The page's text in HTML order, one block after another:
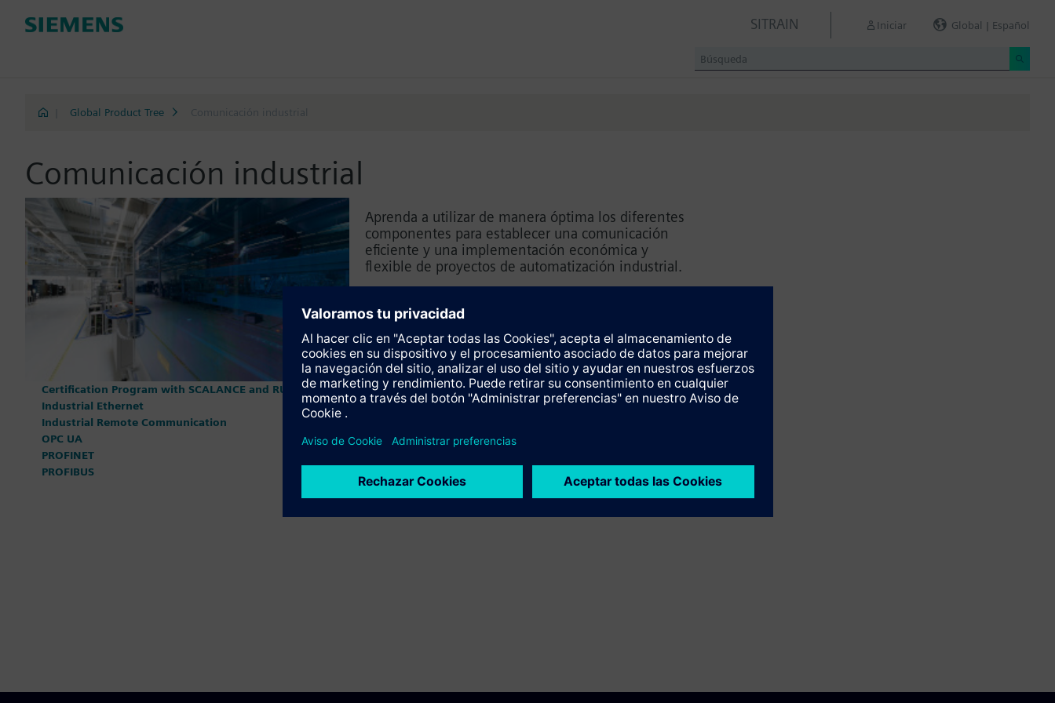
SITRAIN Iniciar Global | Español
Global Product Tree Comunicación industrial
Comunicación industrial
Aprenda a utilizar de manera óptima los diferentes
componentes para establecer una comunicación
eficiente y una implementación económica y
flexible de proyectos de automatización industrial.
Certification Program with SCALANCE and RUGGEDCOM
Industrial Ethernet
Industrial Remote Communication
OPC UA
PROFINET
PROFIBUS